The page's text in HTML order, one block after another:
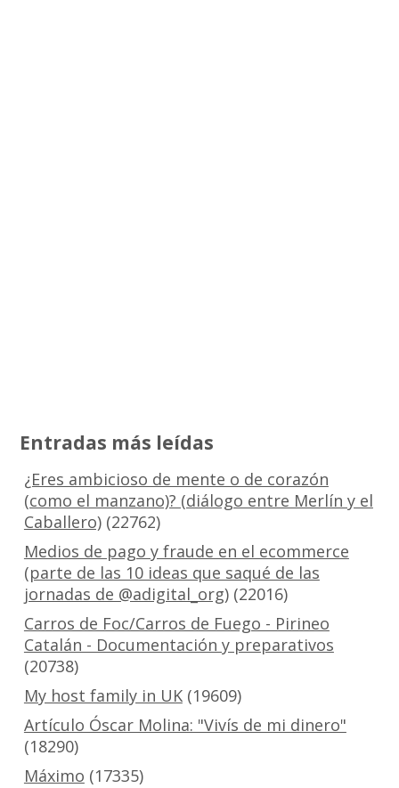
Entradas más leídas
¿Eres ambicioso de mente o de corazón
(como el manzano)? (diálogo entre Merlín y el
Caballero)(22762)
Medios de pago y fraude en el ecommerce
(parte de las 10 ideas que saqué de las
jornadas de @adigital_org)(22016)
Carros de Foc/Carros de Fuego - Pirineo
Catalán - Documentación y preparativos
(20738)
My host family in UK(19609)
Artículo Óscar Molina: "Vivís de mi dinero"
(18290)
Máximo (17335)